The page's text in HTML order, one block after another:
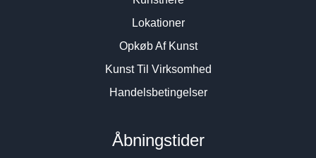
Lokationer
Opkøb Af Kunst
Kunst Til Virksomhed
Handelsbetingelser
Åbningstider